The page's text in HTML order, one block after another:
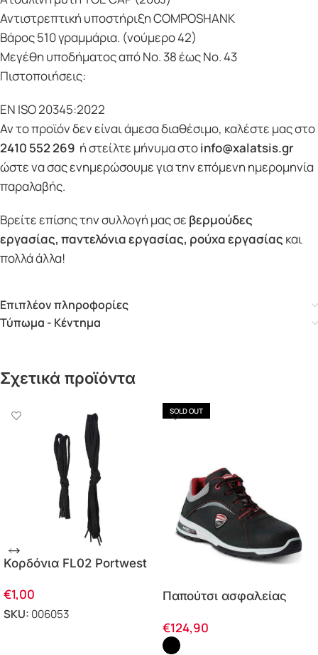
Αντιστρεπτική υποστήριξη COMPOSHANK
Βάρος 510 γραμμάρια. (νούμερο 42)
Μεγέθη υποδήματος από Νο. 38 έως Νο. 43
Πιστοποιήσεις:
EN ISO 20345:2022
Αν το προϊόν δεν είναι άμεσα διαθέσιμο, καλέστε μας στο
2410 552 269 ή στείλτε μήνυμα στοinfo@xalatsis.gr
ώστε να σας ενημερώσουμε για την επόμενη ημερομηνία
παραλαβής.
Βρείτε επίσης την συλλογή μας σε βερμούδες
εργασίας, παντελόνια εργασίας, ρούχα εργασίας και
πολλά άλλα!
Επιπλέον πληροφορίες
Τύπωμα - Κέντημα
Σχετικά προϊόντα
Κορδόνια FL02 Portwest
€1,00
SKU: 006053
SOLD OUT
Παπούτσι ασφαλείας
€124,90